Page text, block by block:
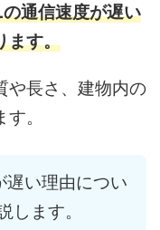
通信速度が遅い
ます。
や長さ、建物内の
。
遅い理由につい
します。